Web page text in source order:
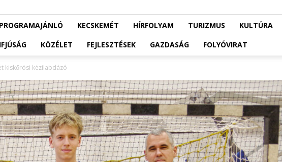
PROGRAMAJÁNLÓ KECSKEMÉT HÍRFOLYAM TURIZMUS KULTÚRA
IFJÚSÁG
KÖZÉLET FEJLESZTÉSEK GAZDASÁG FOLYÓVIRAT
kiskőrösi kézilabdázó